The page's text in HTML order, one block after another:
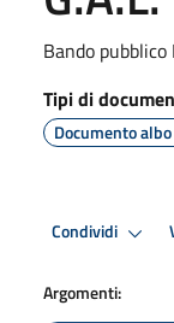
Bando
Tipi di
Documento
Condividi
Argomenti: